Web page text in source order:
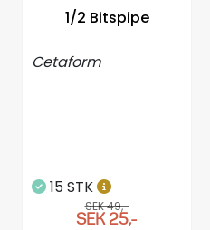
1/2 Bitspipe
Cetaform
15 STK
SEK 49,-
SEK 25,-
Styrning/kontroll
Verktyg